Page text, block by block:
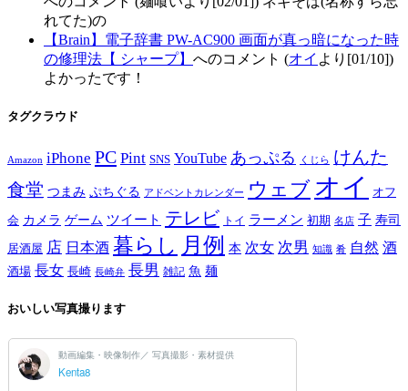
れてた)の
【Brain】電子辞書 PW-AC900 画面が真っ暗になった時
の修理法【 シャープ】 へのコメント (オイ より[01/10])
よかったです！
タグクラウド
Amazon iPhone PC Pint SNS YouTube あっぷる くじら けんた
食堂 つまみ ぷちぐる アドベントカレンダー ウェブ オイ オフ
会 カメラ ゲーム ツイート テレビ トイ ラーメン 初期 名店 子 寿司
居酒屋 店 日本酒 暮らし 月例 本 次女 次男 知識 肴 自然 酒
酒場 長女 長崎 長崎弁 長男 雑記 魚 麺
おいしい写真撮ります